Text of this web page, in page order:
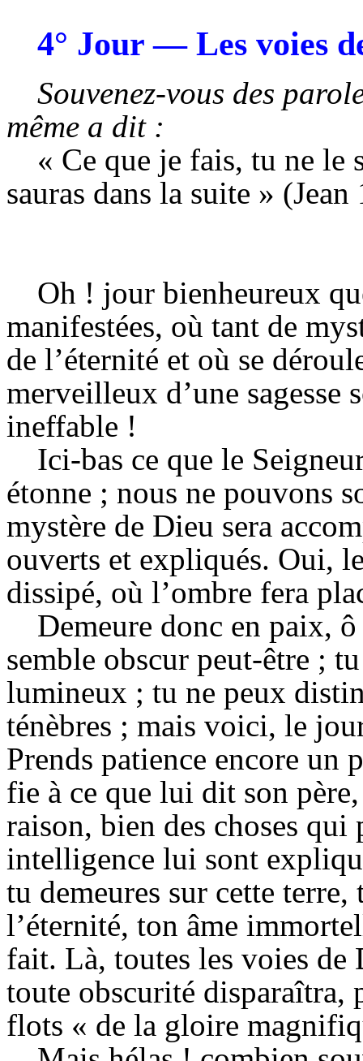
4° Jour — Les voies
Souvenez-vous des
même a dit :
« Ce que je fais, tu ne le
sauras dans la suite » (Jean
Oh ! jourbienheureux
manifestées, où tant de
de l’éternité et où se
merveilleux d’une sagesse
ineffable !
Ici-bas ce que le
étonne ; nous ne pouvons
mystère de Dieu sera
ouverts et expliqués. Oui,
dissipé, où l’ombre fera
Demeure donc en paix,
semble obscur peut-être ;
lumineux ; tu ne peux
ténèbres ; mais voici, le
Prends patience encore un
fie à ce que lui dit son
raison, bien des choses qui
intelligence lui sont
tu demeures sur cette terre,
l’éternité, ton âme
fait. Là, toutes les voies de
toute obscurité disparaîtra,
flots « de la gloire